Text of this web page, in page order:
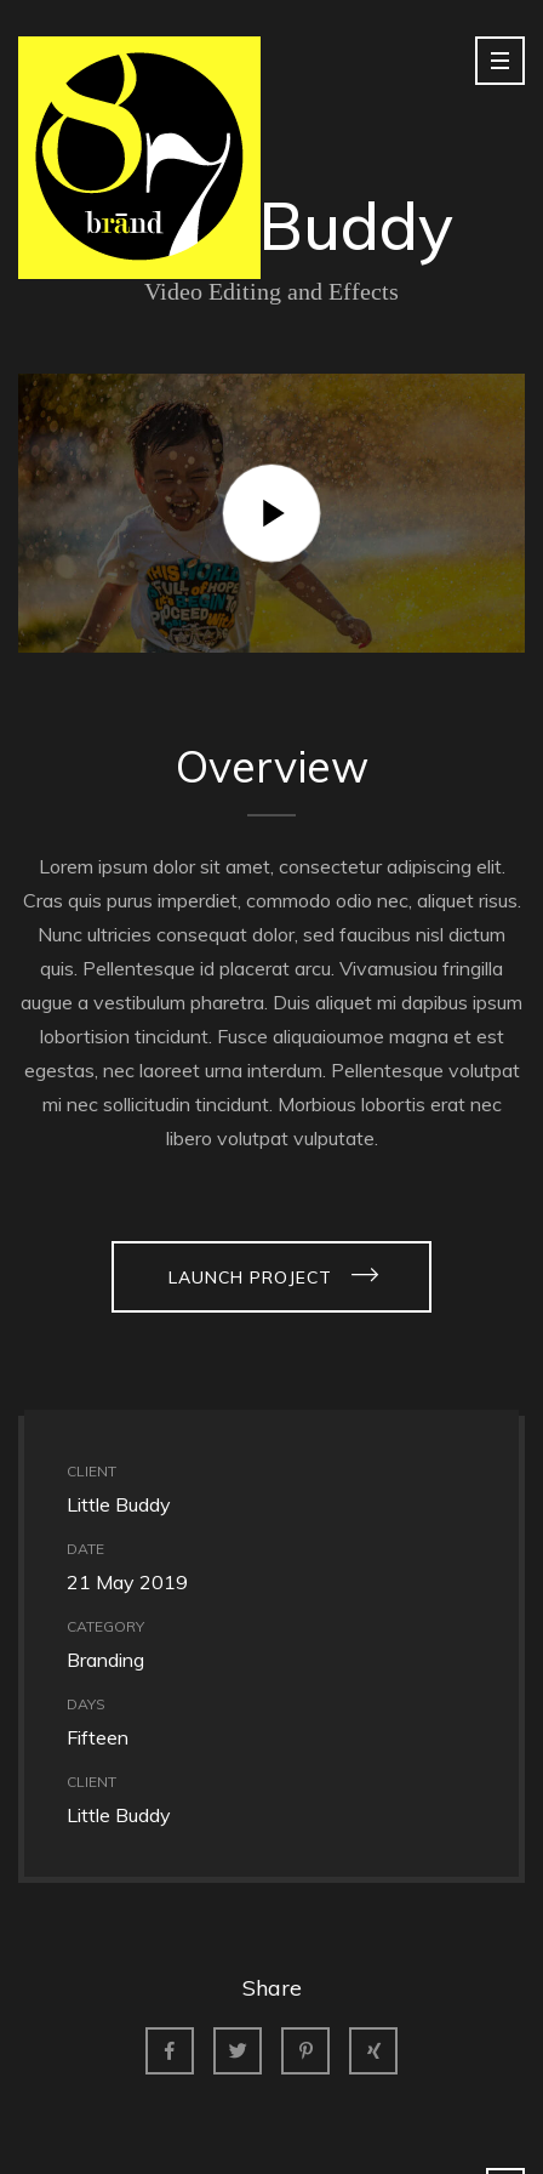
Little Buddy
Video Editing and Effects
Overview
Lorem ipsum dolor sit amet, consectetur adipiscing elit.
Cras quis purus imperdiet, commodo odio nec, aliquet risus.
Nunc ultricies consequat dolor, sed faucibus nisl dictum
quis. Pellentesque id placerat arcu. Vivamusiou fringilla
augue a vestibulum pharetra. Duis aliquet mi dapibus ipsum
lobortision tincidunt. Fusce aliquaioumoe magna et est
egestas, nec laoreet urna interdum. Pellentesque volutpat
mi nec sollicitudin tincidunt. Morbious lobortis erat nec
libero volutpat vulputate.
LAUNCH PROJECT
CLIENT
Little Buddy
DATE
21 May 2019
CATEGORY
Branding
DAYS
Fifteen
CLIENT
Little Buddy
Share